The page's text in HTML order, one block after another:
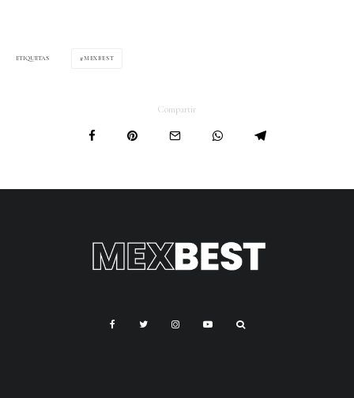
ETIQUETAS MEXBEST
Compartir